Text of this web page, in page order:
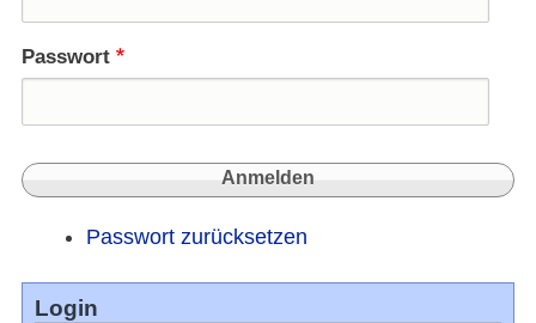
Passwort
Passwort zurücksetzen
Login